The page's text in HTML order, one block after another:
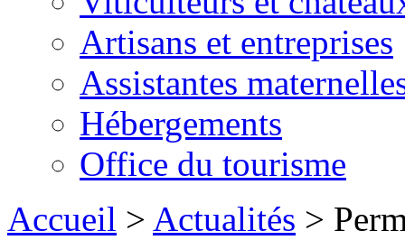
Artisans et entreprises
Assistantes
Hébergements
Office du tourisme
Accueil > Actualités >